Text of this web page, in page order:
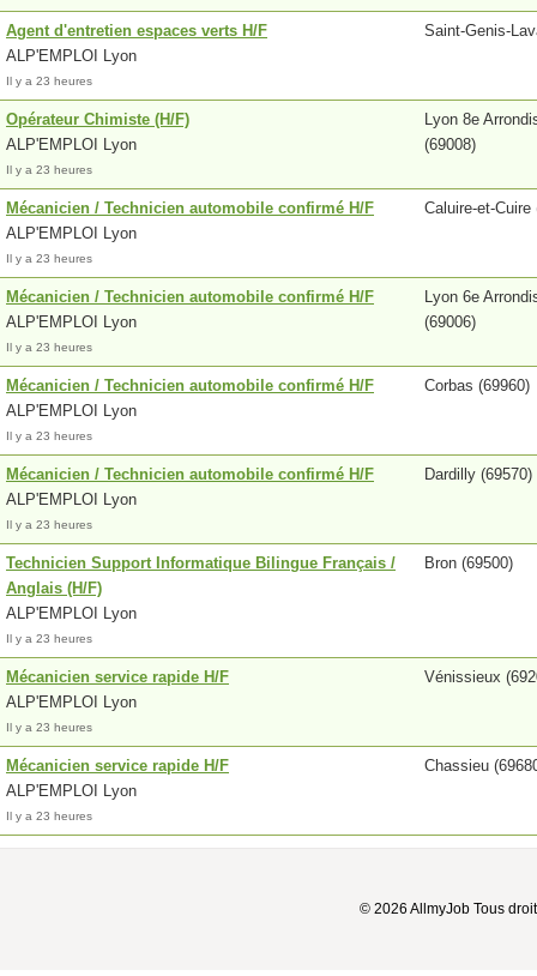
Agent d'entretien espaces verts H/F
ALP'EMPLOI Lyon
Il y a 23 heures
Saint-Genis-
Opérateur Chimiste (H/F)
ALP'EMPLOI Lyon
Il y a 23 heures
Lyon 8e
(69008)
Mécanicien / Technicien automobile confirmé H/F
ALP'EMPLOI Lyon
Il y a 23 heures
Caluire-et-Cuire
Mécanicien / Technicien automobile confirmé H/F
ALP'EMPLOI Lyon
Il y a 23 heures
Lyon 6e
(69006)
Mécanicien / Technicien automobile confirmé H/F
ALP'EMPLOI Lyon
Il y a 23 heures
Corbas (69960)
Mécanicien / Technicien automobile confirmé H/F
ALP'EMPLOI Lyon
Il y a 23 heures
Dardilly (69570)
Technicien Support Informatique Bilingue Français /
Anglais (H/F)
ALP'EMPLOI Lyon
Il y a 23 heures
Bron (69500)
Mécanicien service rapide H/F
ALP'EMPLOI Lyon
Il y a 23 heures
Vénissieux
Mécanicien service rapide H/F
ALP'EMPLOI Lyon
Il y a 23 heures
Chassieu
© 2026 AllmyJob Tous